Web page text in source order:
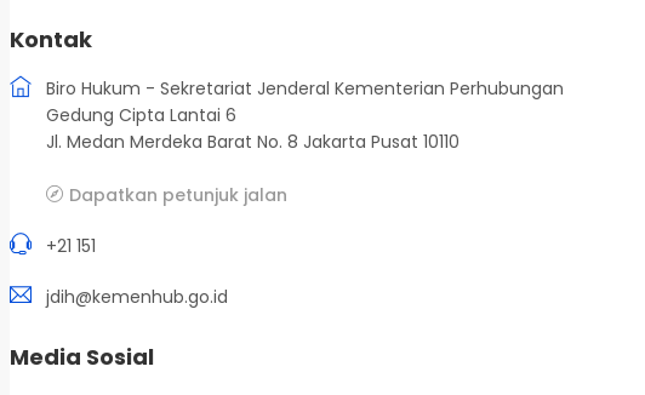
Kontak
Biro Hukum - Sekretariat Jenderal Kementerian Perhubungan
Gedung Cipta Lantai 6
Jl. Medan Merdeka Barat No. 8 Jakarta Pusat 10110
Dapatkan petunjuk jalan
+21 151
jdih@kemenhub.go.id
Media Sosial